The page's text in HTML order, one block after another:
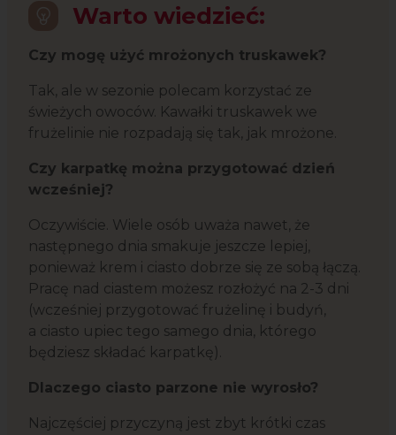
Warto wiedzieć:
Czy mogę użyć mrożonych truskawek?
Tak, ale w sezonie polecam korzystać ze
świeżych owoców. Kawałki truskawek we
frużelinie nie rozpadają się tak, jak mrożone.
Czy karpatkę można przygotować dzień
wcześniej?
Oczywiście. Wiele osób uważa nawet, że
następnego dnia smakuje jeszcze lepiej,
ponieważ krem i ciasto dobrze się ze sobą łączą.
Pracę nad ciastem możesz rozłożyć na 2-3 dni
(wcześniej przygotować frużelinę i budyń,
a ciasto upiec tego samego dnia, którego
będziesz składać karpatkę).
Dlaczego ciasto parzone nie wyrosło?
Najczęściej przyczyną jest zbyt krótki czas